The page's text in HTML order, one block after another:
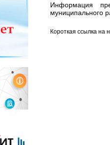
Информация
муниципального
Короткая ссылка на